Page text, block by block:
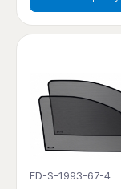
FD-S-1993-67-4